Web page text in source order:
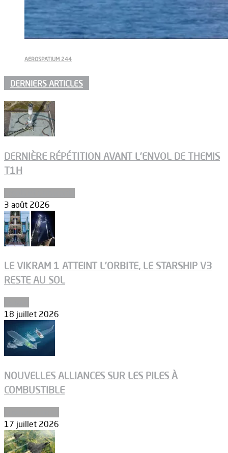
AEROSPATIUM 244
DERNIERS ARTICLES
DERNIÈRE RÉPÉTITION AVANT L’ENVOL DE THEMIS
T1H
3 août 2026
LE VIKRAM 1 ATTEINT L’ORBITE, LE STARSHIP V3
RESTE AU SOL
18 juillet 2026
NOUVELLES ALLIANCES SUR LES PILES À
COMBUSTIBLE
17 juillet 2026